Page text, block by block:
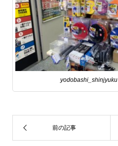
yodobashi_shinjyuku